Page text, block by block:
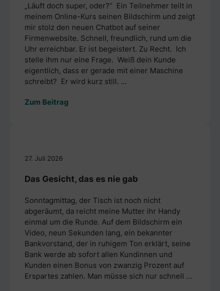
„Läuft doch super, oder?“ Ein Teilnehmer teilt in
meinem Online-Kurs seinen Bildschirm und zeigt
mir stolz den neuen Chatbot auf seiner
Firmenwebsite. Schnell, freundlich, rund um die
Uhr erreichbar. Er ist begeistert. Zu Recht. Ich
stelle ihm nur eine Frage. Weiß dein Kunde
eigentlich, dass er gerade mit einer Maschine
schreibt? Er wird kurz still. ...
Zum Beitrag
27. Juli 2026
Das Gesicht, das es nie gab
Sonntagmittag, der Tisch ist noch nicht
abgeräumt, da reicht meine Mutter ihr Handy
einmal um die Runde. Auf dem Bildschirm ein
Video, neun Sekunden lang, ein bekannter
Bankvorstand, der in ruhigem Ton erklärt, seine
Bank werde ab sofort allen Kundinnen und
Kunden einen Bonus von zwanzig Prozent auf
Erspartes zahlen. Man müsse sich nur schnell ...